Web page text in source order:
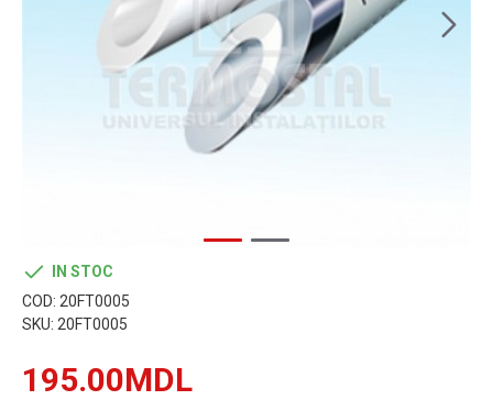
195.00MDL
IN STOC
COD: 20FT0005
SKU: 20FT0005